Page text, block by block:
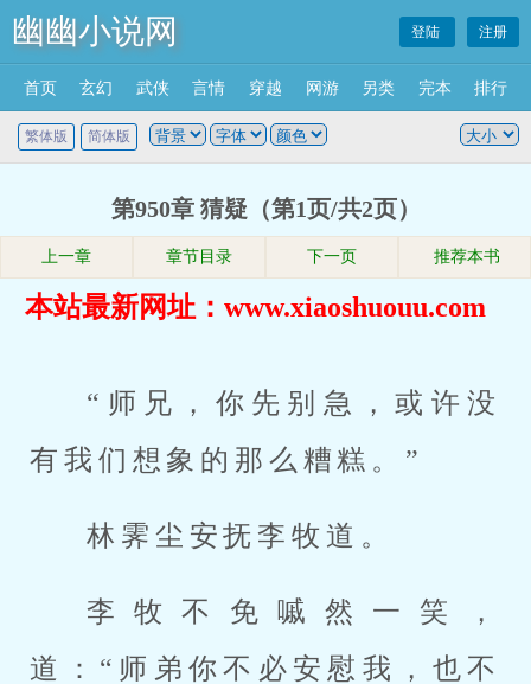
幽幽小说网 登陆 注册
首页 玄幻 武侠 言情 穿越 网游 另类 完本 排行
繁体版 简体版
第950章 猜疑（第1页/共2页）
上一章 章节目录 下一页 推荐本书
本站最新网址：www.xiaoshuouu.com
“师兄，你先别急，或许没
有我们想象的那么糟糕。”
林霁尘安抚李牧道。
李牧不免嘁然一笑，
道：“师弟你不必安慰我，也不